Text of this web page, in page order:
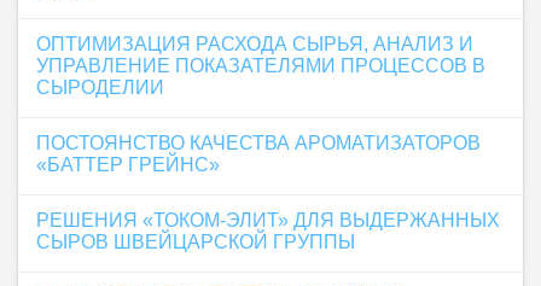
ОПТИМИЗАЦИЯ РАСХОДА СЫРЬЯ, АНАЛИЗ И
УПРАВЛЕНИЕ ПОКАЗАТЕЛЯМИ ПРОЦЕССОВ В
СЫРОДЕЛИИ
ПОСТОЯНСТВО КАЧЕСТВА АРОМАТИЗАТОРОВ
«БАТТЕР ГРЕЙНС»
РЕШЕНИЯ «ТОКОМ-ЭЛИТ» ДЛЯ ВЫДЕРЖАННЫХ
СЫРОВ ШВЕЙЦАРСКОЙ ГРУППЫ